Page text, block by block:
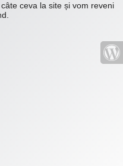
ceva la site și vom reveni